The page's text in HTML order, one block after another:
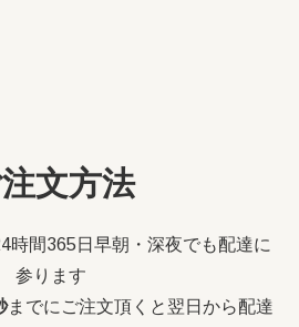
文方法
時間365日早朝・深夜でも配達に
参ります
までにご注文頂くと翌日から配達